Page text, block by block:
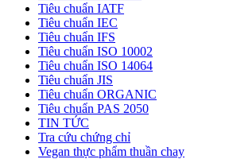
Tiêu chuẩn IATF
Tiêu chuẩn IEC
Tiêu chuẩn IFS
Tiêu chuẩn ISO 10002
Tiêu chuẩn ISO 14064
Tiêu chuẩn JIS
Tiêu chuẩn ORGANIC
Tiêu chuẩn PAS 2050
TIN TỨC
Tra cứu chứng chỉ
Vegan thực phẩm thuần chay